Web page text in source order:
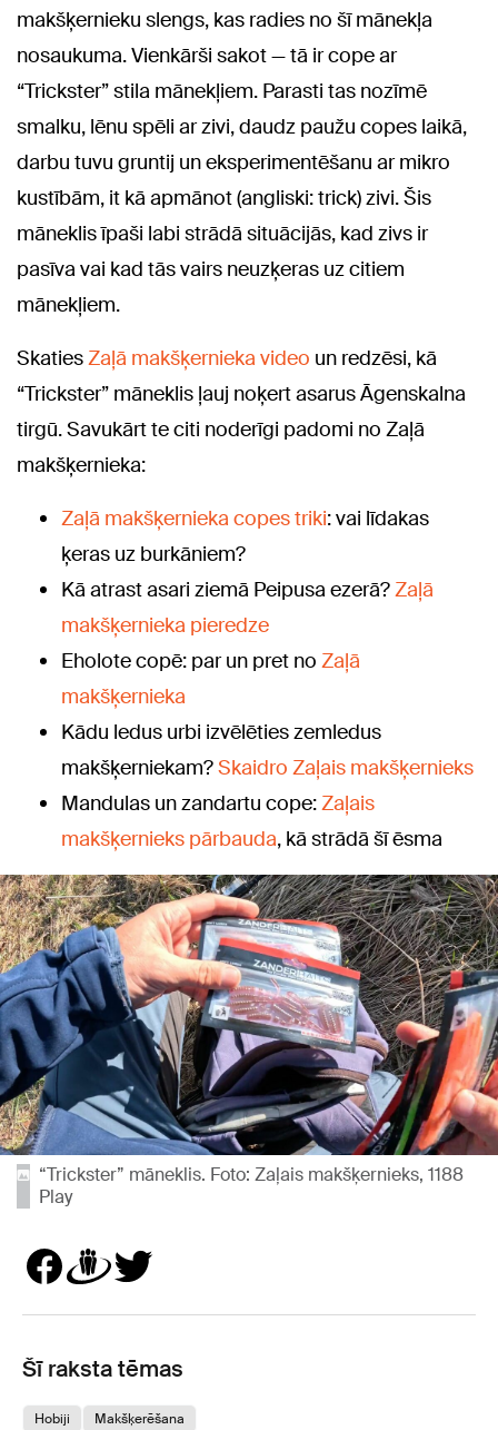
makšķernieku slengs, kas radies no šī mānekļa
nosaukuma. Vienkārši sakot — tā ir cope ar
“Trickster” stila mānekļiem. Parasti tas nozīmē
smalku, lēnu spēli ar zivi, daudz paužu copes laikā,
darbu tuvu gruntij un eksperimentēšanu ar mikro
kustībām, it kā apmānot (angliski: trick) zivi. Šis
māneklis īpaši labi strādā situācijās, kad zivs ir
pasīva vai kad tās vairs neuzķeras uz citiem
mānekļiem.
SkatiesZaļā makšķernieka video un redzēsi, kā
“Trickster” māneklis ļauj noķert asarus Āgenskalna
tirgū. Savukārt te citi noderīgi padomi no Zaļā
makšķernieka:
Zaļā makšķernieka copes triki: vai līdakas
ķeras uz burkāniem?
Kā atrast asari ziemā Peipusa ezerā?Zaļā
makšķernieka pieredze
Eholote copē: par un pret no Zaļā
makšķernieka
Kādu ledus urbi izvēlēties zemledus
makšķerniekam?Skaidro Zaļais makšķernieks
Mandulas un zandartu cope:Zaļais
makšķernieks pārbauda, kā strādā šī ēsma
“Trickster” māneklis. Foto: Zaļais makšķernieks, 1188
Play
Šī raksta tēmas
Hobiji Makšķerēšana